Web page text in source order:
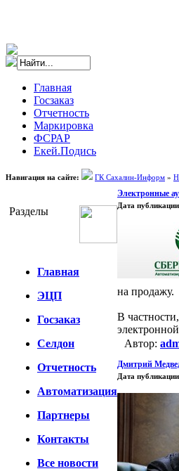
Главная
Госзаказ
Отчетность
Маркировка
ФСРАР
Екей.Подись
Навигация на сайте: ГК Сахалин-Информ »
Разделы
Главная
ЭЦП
Госзаказ
Селдон
Отчетность
Автоматизация
Партнеры
Контакты
Все новости
Электронные
Дата
на продажу.
В
Автор:
Дмитрий
Дата